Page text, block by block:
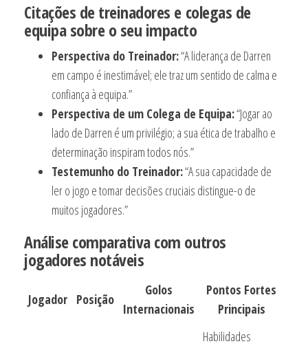
Citações de treinadores e colegas de
equipa sobre o seu impacto
Perspectiva do Treinador:“A liderança de Darren
em campo é inestimável; ele traz um sentido de calma e
confiança à equipa.”
Perspectiva de um Colega de Equipa:“Jogar ao
lado de Darren é um privilégio; a sua ética de trabalho e
determinação inspiram todos nós.”
Testemunho do Treinador:“A sua capacidade de
ler o jogo e tomar decisões cruciais distingue-o de
muitos jogadores.”
Análise comparativa com outros
jogadores notáveis
Jogador Posição
Golos
Internacionais
Pontos Fortes
Principais
Habilidades